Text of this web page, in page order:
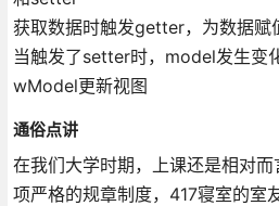
获取数据时触发getter，为数据赋
当触发了setter时，model发生变
wModel更新视图
通俗点讲
在我们大学时期，上课还是相对
项严格的规章制度，417寝室的室